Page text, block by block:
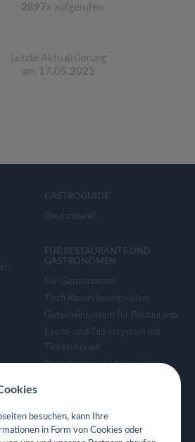
2897x aufgerufen
Letzte Aktualisierung
am 17.05.2023
GASTROGUIDE
Deutschland
FÜR RESTAURANTS UND
GASTRONOMEN
Für Gastronomen
Tisch Reservierungsystem
Gutscheinsystem für Restaurants
Event- und Ticketsystem mit
Ticketverkauf
Bestellsystem Lieferung und
Eigene App für Restaurant
besuchen, kann Ihre
in Form von Cookies oder